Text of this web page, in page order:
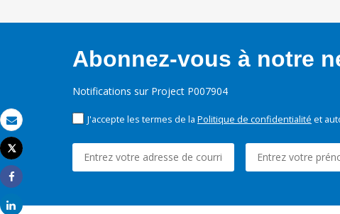
Email
Imprimer
Tweet
Share
Share
Abonnez-vous à notre
Notifications sur Project P007904
J'accepte les termes de la Politique de confidentialité et